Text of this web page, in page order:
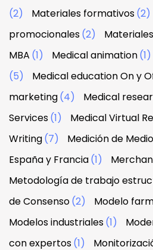
(2)
Materiales formativos(2)
promocionales(2)
MBA (1) Medical animation(1)
(5)
Medical education On y
marketing(4) Medical
Services(1) Medical Virtual
Writing(7) Medición de
España y Francia(1)
Metodología de trabajo
de Consenso(2) Modelo
Modelos industriales(1)
con expertos(1)